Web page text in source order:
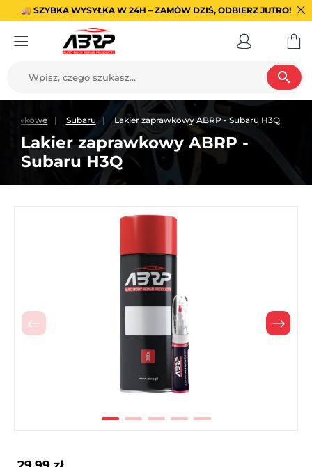
🚚 SZYBKA WYSYŁKA W 24H – ZAMÓW DZIŚ, ODBIERZ JUTRO!
search
Subaru Lakier zaprawkowy ABRP - Subaru H3Q
Lakier zaprawkowy ABRP -
Subaru H3Q
Poprzedni